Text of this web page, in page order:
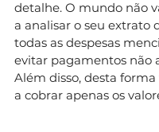
detalhe. O mundo não
a analisar o seu extrato
todas as despesas
evitar pagamentos não
Além disso, desta
a cobrar apenas os